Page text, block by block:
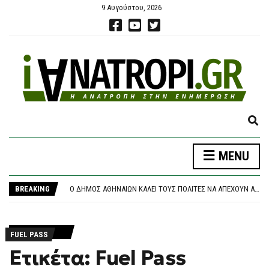
9 Αυγούστου, 2026
E
P
N
MENU
BREAKING
ΤΡΑΓΩΔΊΑ ΣΤΗΝ ΠΆΡΟ: 4ΧΡΟΝΟ ΠΑΙΔΊ ΈΧΑΣΕ ΤΗ ΖΩΉ ΤΟΥ ΣΕ ΠΙΣΊΝΑ BEACH BAR
Ο ΔΉΜΟΣ ΑΘΗΝΑΊΩΝ ΚΑΛΕΊ ΤΟΥΣ ΠΟΛΊΤΕΣ ΝΑ ΑΠΈΧΟΥΝ ΑΠΌ ΕΡΓΑΣΊΕΣ ΣΕ ΕΞΩΤΕΡΙΚΟΎΣ ΧΏΡΟΥΣ ΠΟΥ ΜΠΟΡΕΊ ΝΑ ΠΡΟΚΑΛΈΣΟΥΝ ΠΥΡΚΑΓΙΆ
FUEL PASS
Ετικέτα: Fuel Pass